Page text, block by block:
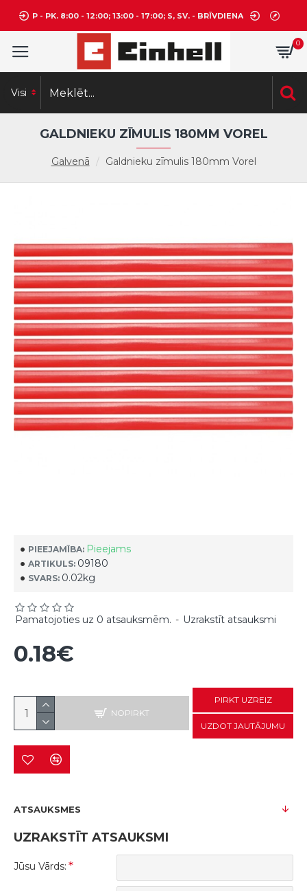
P - PK. 8:00 - 12:00; 13:00 - 17:00; S, SV. - BRĪVDIENA
0
Visi
Galvenā Galdnieku zīmulis 180mm Vorel
GALDNIEKU ZĪMULIS 180MM VOREL
PIEEJAMĪBA: Pieejams
ARTIKULS: 09180
SVARS: 0.02kg
Pamatojoties uz 0 atsauksmēm. - Uzrakstīt atsauksmi
0.18€
NOPIRKT
PIRKT UZREIZ
UZDOT JAUTĀJUMU
ATSAUKSMES
UZRAKSTĪT ATSAUKSMI
Jūsu Vārds: